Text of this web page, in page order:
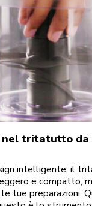
nel tritatutto da
intelligente, il
e compatto,
tue preparazioni.